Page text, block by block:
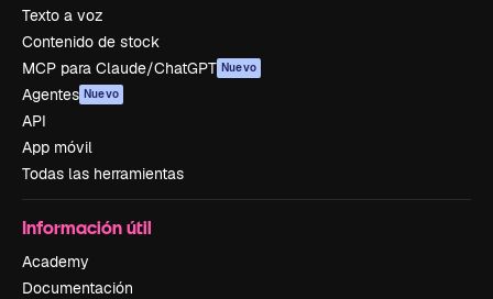
Texto a voz
Contenido de stock
MCP para Claude/ChatGPT Nuevo
Agentes Nuevo
API
App móvil
Todas las herramientas
Información útil
Academy
Documentación